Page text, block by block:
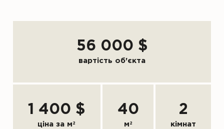
56 000 $
вартість об'єкта
1 400 $
ціна за м 2
40
м 2
2
кімнат